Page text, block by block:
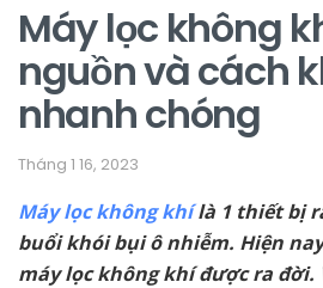
Máy lọc không
nguồn và cách
nhanh chóng
Tháng 1 16, 2023
Máy lọc không khílà 1 thiết bị
buổi khói bụi ô nhiễm. Hiện
máy lọc không khí được ra đời.